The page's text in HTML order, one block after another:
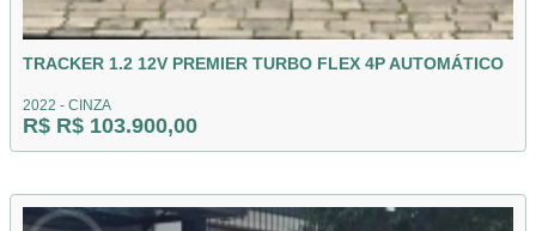
TRACKER 1.2 12V PREMIER TURBO FLEX 4P AUTOMÁTICO
2022 - CINZA
R$ R$ 103.900,00